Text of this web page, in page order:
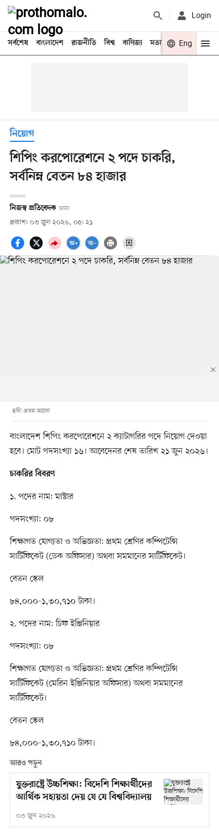
Login
সর্বশেষ বাংলাদেশ রাজনীতি বিশ্ব বাণিজ্য মতামত খেলা
Eng
নিয়োগ
শিপিং করপোরেশনে ২ পদে চাকরি,
সর্বনিম্ন বেতন ৮৪ হাজার
নিজস্ব প্রতিবেদক ঢাকা
প্রকাশ: ০৩ জুন ২০২৬, ০৫: ২১
ছবি: প্রথম আলো
বাংলাদেশ শিপিং করপোরেশনে ২ ক্যাটাগরির পদে নিয়োগ দেওয়া
হবে। মোট পদসংখ্যা ১৬। আবেদেনর শেষ তারিখ ২১ জুন ২০২৬।
চাকরির বিবরণ
১. পদের নাম: মাস্টার
পদসংখ্যা: ০৮
শিক্ষাগত যোগ্যতা ও অভিজ্ঞতা: প্রথম শ্রেণির কম্পিটেন্সি
সার্টিফিকেট (ডেক অফিসার) অথবা সমমানের সার্টিফিকেট।
বেতন স্কেল
৮৪,০০০-১,৩০,৭১০ টাকা।
২. পদের নাম: চিফ ইঞ্জিনিয়ার
পদসংখ্যা: ০৮
শিক্ষাগত যোগ্যতা ও অভিজ্ঞতা: প্রথম শ্রেণির কম্পিটেন্সি
সার্টিফিকেট (মেরিন ইঞ্জিনিয়ার অফিসার) অথবা সমমানের
সার্টিফিকেট।
বেতন স্কেল
৮৪,০০০-১,৩০,৭১০ টাকা।
আরও পড়ুন
যুক্তরাষ্ট্রে উচ্চশিক্ষা: বিদেশি শিক্ষার্থীদের
আর্থিক সহায়তা দেয় যে যে বিশ্ববিদ্যালয়
০৩ জুন ২০২৬